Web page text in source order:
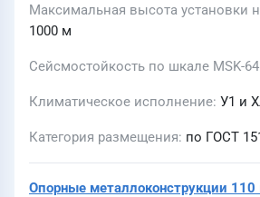
Максимальная высота установки
1000 м
Сейсмостойкость по шкале MSK-64
Климатическое исполнение У1 и
Категория размещения по ГОСТ
Опорные металлоконструкции 110